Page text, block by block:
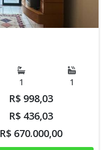
1 1
R$ 998,03
R$ 436,03
R$ 670.000,00